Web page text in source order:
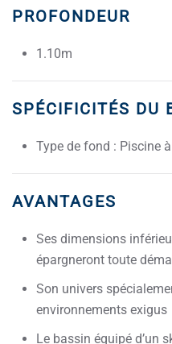
PROFONDEUR
1.10m
SPÉCIFICITÉS DU
Type de fond : Piscine
AVANTAGES
Ses dimensions
épargneront toute
Son univers
environnements exigus
Le bassin équipé d’un